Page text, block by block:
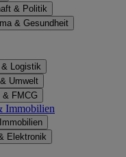
& Politik
& Gesundheit
Logistik
Umwelt
& FMCG
Immobilien
Elektronik